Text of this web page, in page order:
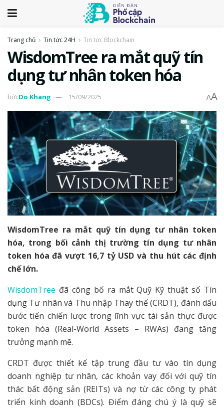
Trang chủ Tin tức 24H Tin tức Blockchain
WisdomTree ra mắt quỹ tín
dụng tư nhân token hóa
bởi Do Khang 15/09/2025 AA
WisdomTree ra mắt quỹ tín dụng tư nhân token
hóa, trong bối cảnh thị trường tín dụng tư nhân
token hóa đã vượt 16,7 tỷ USD và thu hút các định
chế lớn.
WisdomTree đã công bố ra mắt Quỹ Kỹ thuật số Tín
dụng Tư nhân và Thu nhập Thay thế (CRDT), đánh dấu
bước tiến chiến lược trong lĩnh vực tài sản thực được
token hóa (Real-World Assets – RWAs) đang tăng
trưởng mạnh mẽ.
CRDT được thiết kế tập trung đầu tư vào tín dụng
doanh nghiệp tư nhân, các khoản vay đối với quỹ tín
thác bất động sản (REITs) và nợ từ các công ty phát
triển kinh doanh (BDCs). Điểm đáng chú ý là quỹ sẽ